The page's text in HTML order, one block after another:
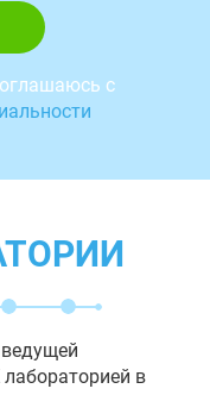
с
ведущей
в